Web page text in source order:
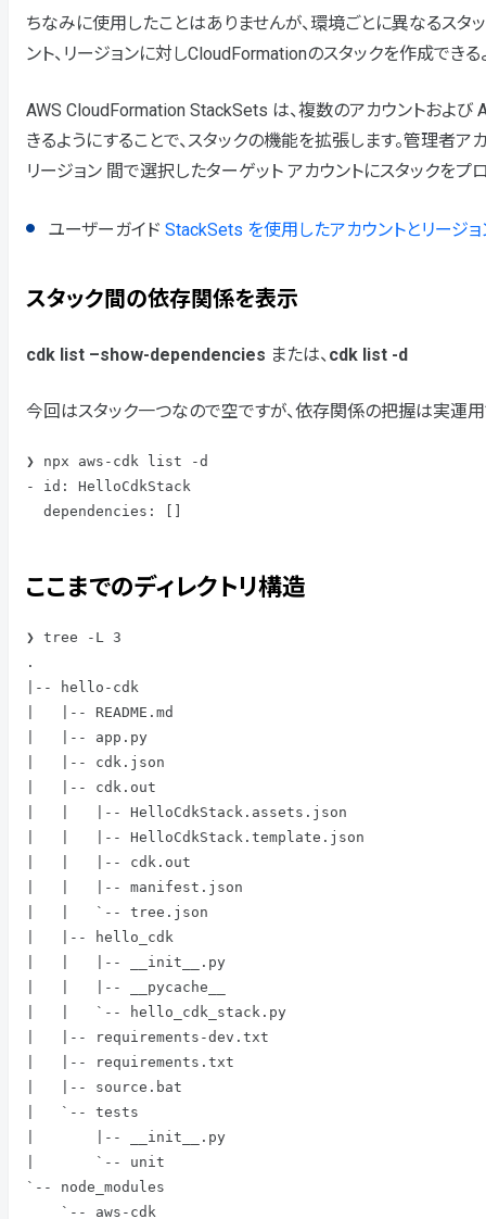
ちなみに使用したことはありませんが、環境ごとに異なるスタ
ント、リージョンに対しCloudFormationのスタックを作成できる
AWS CloudFormation StackSets は、複数のアカウントおよび
きるようにすることで、スタックの機能を拡張します。管理者
リージョン 間で選択したターゲット アカウントにスタックをプ
ユーザーガイド StackSets を使用したアカウントとリージ
スタック間の依存関係を表示
cdk list –show-dependencies または、cdk list -d
今回はスタック一つなので空ですが、依存関係の把握は実運用
❯ npx aws-cdk list -d
- id: HelloCdkStack
  dependencies: []
ここまでのディレクトリ構造
❯ tree -L 3
.
|-- hello-cdk
|   |-- README.md
|   |-- app.py
|   |-- cdk.json
|   |-- cdk.out
|   |   |-- HelloCdkStack.assets.json
|   |   |-- HelloCdkStack.template.json
|   |   |-- cdk.out
|   |   |-- manifest.json
|   |   `-- tree.json
|   |-- hello_cdk
|   |   |-- __init__.py
|   |   |-- __pycache__
|   |   `-- hello_cdk_stack.py
|   |-- requirements-dev.txt
|   |-- requirements.txt
|   |-- source.bat
|   `-- tests
|       |-- __init__.py
|       `-- unit
`-- node_modules